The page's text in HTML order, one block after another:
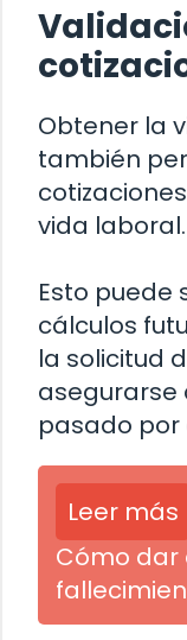
Obtener la
también
vida laboral.
Esto
cálculos
la solicitud
asegurarse
pasado por
Leer más
Cómo dar